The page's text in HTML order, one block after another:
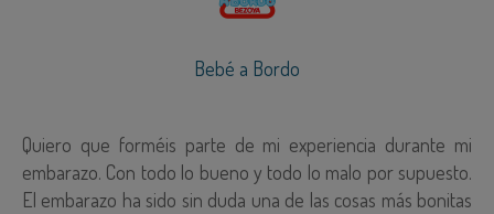
Bebé a Bordo
Quiero que forméis parte de mi experiencia durante mi
embarazo. Con todo lo bueno y todo lo malo por supuesto.
El embarazo ha sido sin duda una de las cosas más bonitas